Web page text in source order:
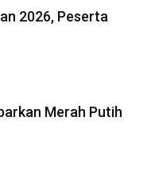
2026, Peserta
Merah Putih